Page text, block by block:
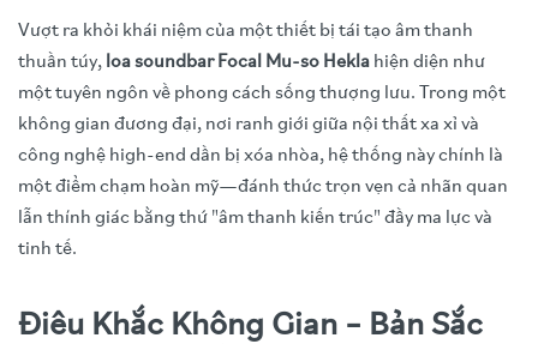
Vượt ra khỏi khái niệm của một thiết bị tái tạo âm thanh
thuần túy, loa soundbar Focal Mu-so Hekla hiện diện như
một tuyên ngôn về phong cách sống thượng lưu. Trong một
không gian đương đại, nơi ranh giới giữa nội thất xa xỉ và
công nghệ high-end dần bị xóa nhòa, hệ thống này chính là
một điểm chạm hoàn mỹ—đánh thức trọn vẹn cả nhãn quan
lẫn thính giác bằng thứ "âm thanh kiến trúc" đầy ma lực và
tinh tế.
Điêu Khắc Không Gian – Bản Sắc